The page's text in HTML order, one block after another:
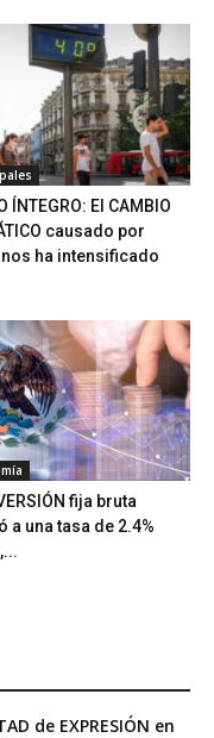
ÍNTEGRO: El CAMBIO
causado por
ha intensificado
fija bruta
a una tasa de 2.4%
de EXPRESIÓN en